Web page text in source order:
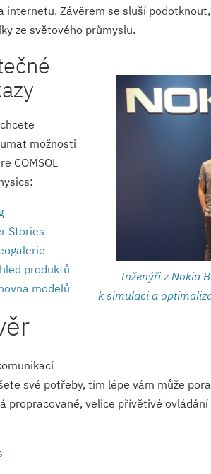
Závěrem se sluší
ze světového průmyslu.
Inženýři z Nokia
k simulaci a
možnosti
COMSOL
Stories
produktů
modelů
své potřeby, tím lépe vám může
propracované, velice přívětivé